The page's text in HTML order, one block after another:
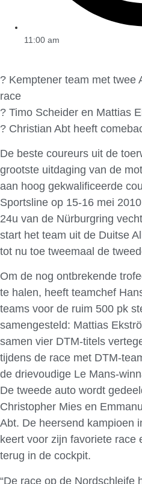
11:00 am
? Kemptener team met twee
race
? Timo Scheider en Mattias
? Christian Abt heeft
De beste coureurs uit de
grootste uitdaging van de
aan hoog gekwalificeerde
Sportsline op 15-16 mei
24u van de Nürburgring
start het team uit de Duitse
tot nu toe tweemaal de
Om de nog ontbrekende
te halen, heeft teamchef
teams voor de ruim 500 pk
samengesteld: Mattias
samen vier DTM-titels
tijdens de race met DTM-
de drievoudige Le Mans-
De tweede auto wordt
Christopher Mies en
Abt. De heersend kampioen
keert voor zijn favoriete race
terug in de cockpit.
“De race op de Nordschleife